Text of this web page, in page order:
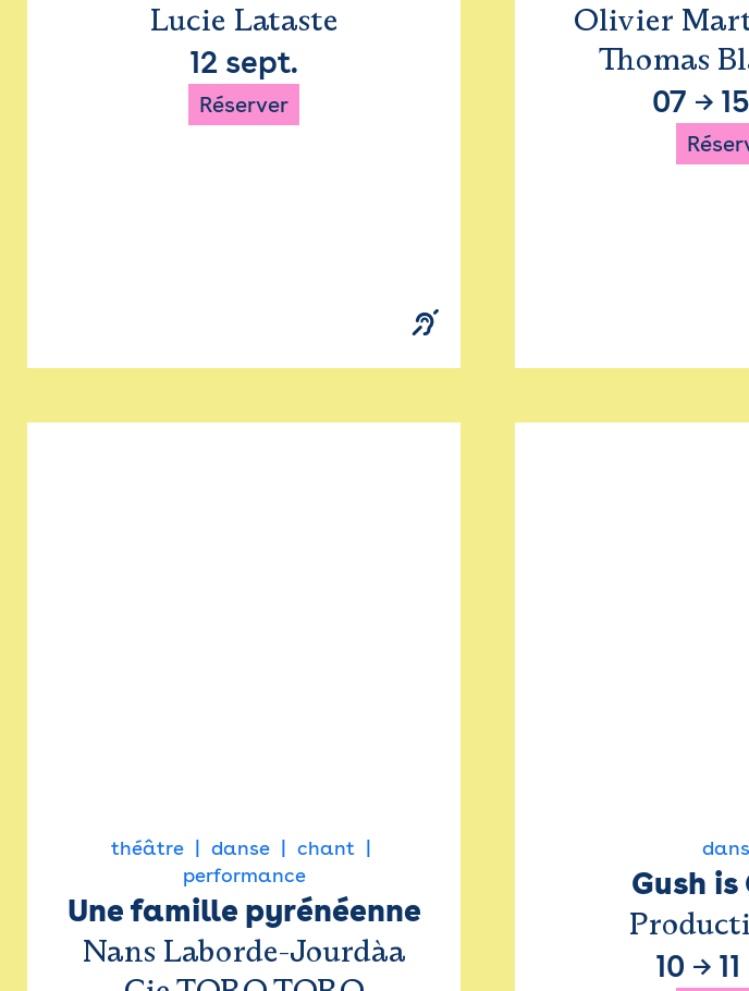
Lucie Lataste
12 sept.
Réserver
Olivier
Thomas
07 →
théâtre danse
chant
performance
Une famille pyrénéenne
Nans Laborde-Jourdàa
Gush
10 →